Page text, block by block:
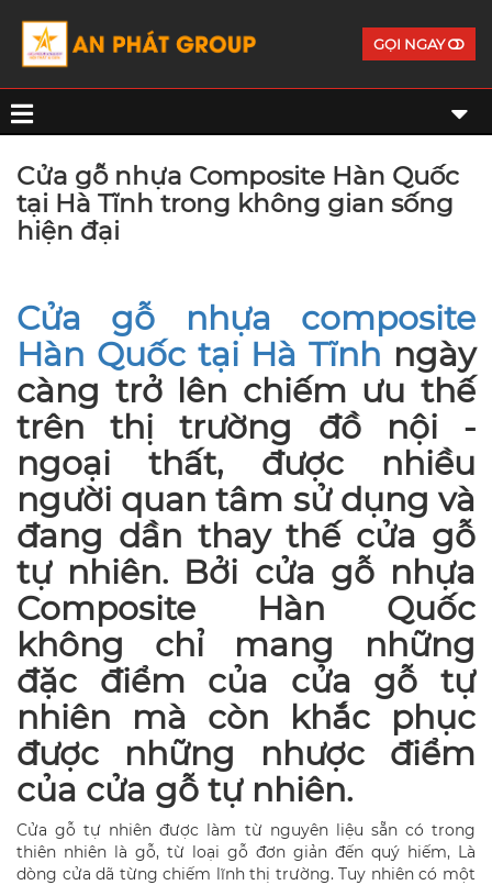
GỌI NGAY
Cửa gỗ nhựa Composite Hàn Quốc
tại Hà Tĩnh trong không gian sống
hiện đại
Cửa gỗ nhựa composite
Hàn Quốc tại Hà Tĩnh ngày
càng trở lên chiếm ưu thế
trên thị trường đồ nội -
ngoại thất, được nhiều
người quan tâm sử dụng và
đang dần thay thế cửa gỗ
tự nhiên. Bởi cửa gỗ nhựa
Composite Hàn Quốc
không chỉ mang những
đặc điểm của cửa gỗ tự
nhiên mà còn khắc phục
được những nhược điểm
của cửa gỗ tự nhiên.
Cửa gỗ tự nhiên được làm từ nguyên liệu sẵn có trong
thiên nhiên là gỗ, từ loại gỗ đơn giản đến quý hiếm, Là
dòng cửa dã từng chiếm lĩnh thị trường. Tuy nhiên có một